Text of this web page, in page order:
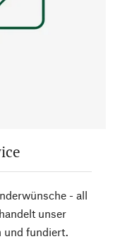
- all
unser
und fundiert.